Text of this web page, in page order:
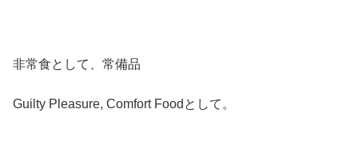
非常食として、常備品
Guilty Pleasure, Comfort Foodとして。